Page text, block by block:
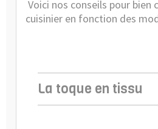
Voici nos conseils pour bien
cuisinier en fonction des
La toque en tissu